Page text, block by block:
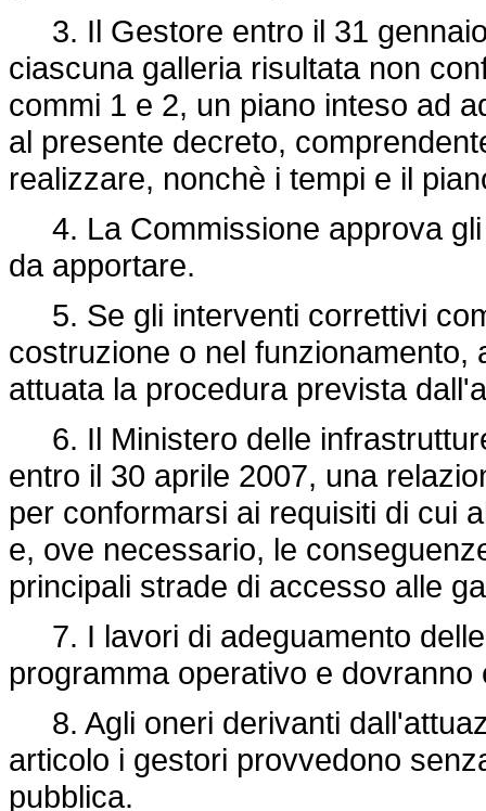
3. Il Gestore entro il 31
ciascuna galleria risultata non
commi 1 e 2, un piano inteso ad
al presente decreto,
realizzare, nonchè i tempi e il
4. La Commissione approva gli
da apportare.
5. Se gli interventi correttivi
costruzione o nel funzionamento,
attuata la procedura prevista
6. Il Ministero delle
entro il 30 aprile 2007, una
per conformarsi ai requisiti di cui
e, ove necessario, le
principali strade di accesso alle
7. I lavori di adeguamento
programma operativo e
8. Agli oneri derivanti
articolo i gestori provvedono
pubblica.